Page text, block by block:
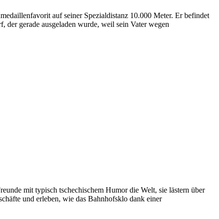
auf seiner Spezialdistanz 10.000 Meter. Er befindet
gerade ausgeladen wurde, weil sein Vater wegen
mit typisch tschechischem Humor die Welt, sie lästern über
und erleben, wie das Bahnhofsklo dank einer